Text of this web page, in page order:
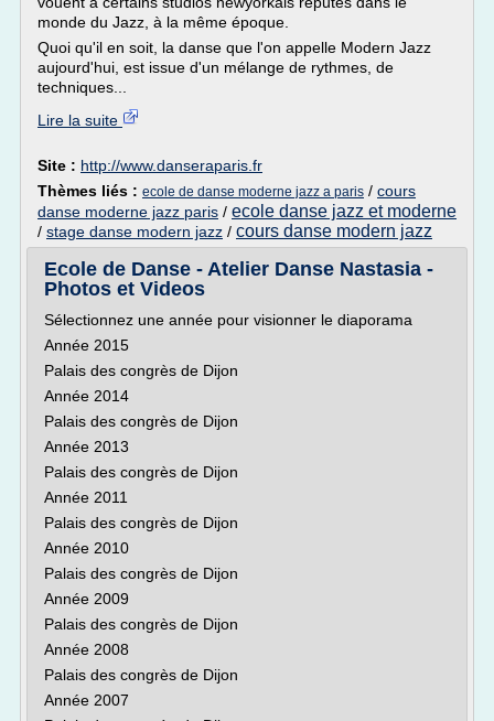
monde du Jazz, à la même époque.
Quoi qu'il en soit, la danse que l'on appelle Modern Jazz
aujourd'hui, est issue d'un mélange de rythmes, de
techniques...
Lire la suite
Site : http://www.danseraparis.fr
Thèmes liés : ecole de danse moderne jazz a paris / cours
danse moderne jazz paris / ecole danse jazz et moderne
/ stage danse modern jazz / cours danse modern jazz
Ecole de Danse - Atelier Danse Nastasia -
Photos et Videos
Sélectionnez une année pour visionner le diaporama
Année 2015
Palais des congrès de Dijon
Année 2014
Palais des congrès de Dijon
Année 2013
Palais des congrès de Dijon
Année 2011
Palais des congrès de Dijon
Année 2010
Palais des congrès de Dijon
Année 2009
Palais des congrès de Dijon
Année 2008
Palais des congrès de Dijon
Année 2007